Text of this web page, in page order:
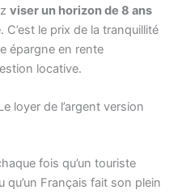
viser un horizon de 8 ans
C’est le prix de la tranquillité
épargne en rente
locative.
loyer de l’argent version
fois qu’un touriste
Français fait son plein